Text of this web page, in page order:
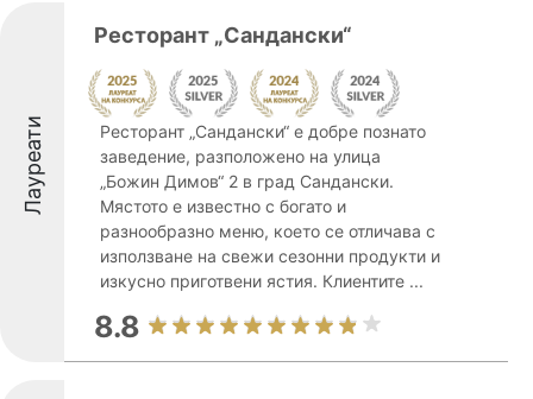
Лауреати
Ресторант „Сандански“
Ресторант „Сандански“ е добре познато
заведение, разположено на улица
„Божин Димов“ 2 в град Сандански.
Мястото е известно с богато и
разнообразно меню, което се отличава с
използване на свежи сезонни продукти и
изкусно приготвени ястия. Клиентите ...
8.8